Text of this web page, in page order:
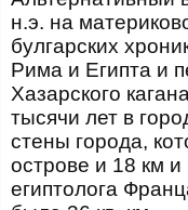
н.э. на
булгарских
Рима и Египта и
Хазарского
тысячи лет в
стены города,
острове и 18 км
египтолога